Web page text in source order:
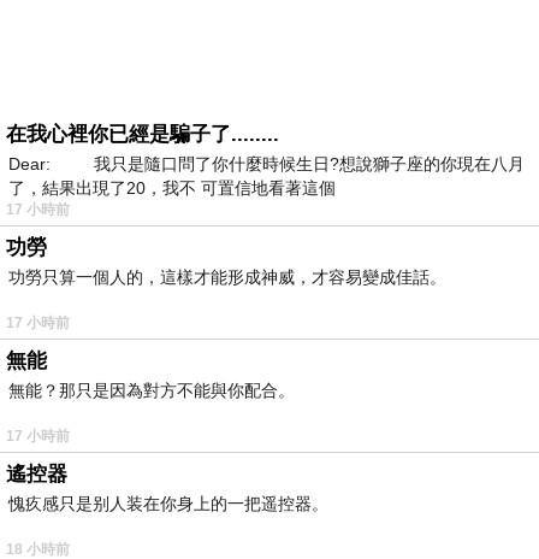
在我心裡你已經是騙子了........
Dear: 我只是隨口問了你什麼時候生日?想說獅子座的你現在八月
了，結果出現了20，我不 可置信地看著這個
17 小時前
功勞
功勞只算一個人的，這樣才能形成神威，才容易變成佳話。
17 小時前
無能
無能？那只是因為對方不能與你配合。
17 小時前
遙控器
愧疚感只是别人装在你身上的一把遥控器。
18 小時前